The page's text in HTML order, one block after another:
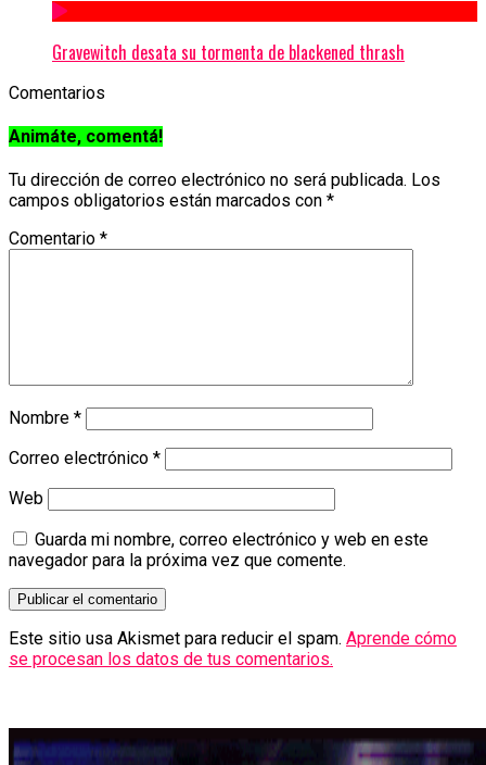
Gravewitch desata su tormenta de blackened thrash
Comentarios
Animáte, comentá!
Tu dirección de correo electrónico no será publicada. Los
campos obligatorios están marcados con *
Comentario *
Nombre *
Correo electrónico *
Web
Guarda mi nombre, correo electrónico y web en este
navegador para la próxima vez que comente.
Este sitio usa Akismet para reducir el spam. Aprende cómo
se procesan los datos de tus comentarios.